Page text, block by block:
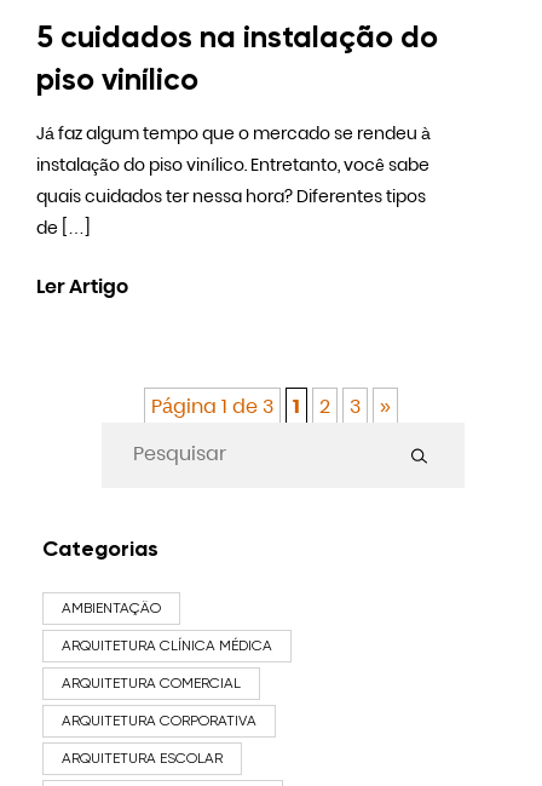
5 cuidados na instalação do
piso vinílico
Já faz algum tempo que o mercado se rendeu à
instalação do piso vinílico. Entretanto, você sabe
quais cuidados ter nessa hora? Diferentes tipos
de […]
Ler Artigo
Página 1 de 3 1 2 3 »
Categorias
AMBIENTAÇÃO
ARQUITETURA CLÍNICA MÉDICA
ARQUITETURA COMERCIAL
ARQUITETURA CORPORATIVA
ARQUITETURA ESCOLAR